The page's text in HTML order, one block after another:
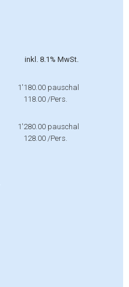
inkl. 8.1% MwSt.
1'180.00 pauschal
118.00 /Pers.
1'280.00 pauschal
128.00 /Pers.